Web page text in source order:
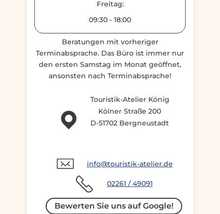
Freitag:
09:30 - 18:00
Beratungen mit vorheriger
Terminabsprache. Das Büro ist immer nur
den ersten Samstag im Monat geöffnet,
ansonsten nach Terminabsprache!
Touristik-Atelier König
Kölner Straße 200
D-51702 Bergneustadt
info@touristik-atelier.de
02261 / 49091
Bewerten Sie uns auf Google!